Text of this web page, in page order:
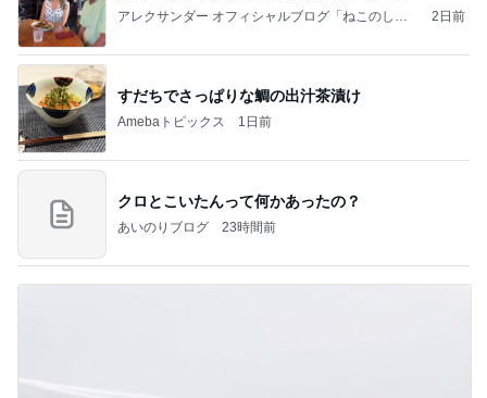
アレクサンダー オフィシャルブログ「ねこのしっ
2日前
すだちでさっぱりな鯛の出汁茶漬け
Amebaトピックス 1日前
クロとこいたんって何かあったの？
あいのりブログ 23時間前